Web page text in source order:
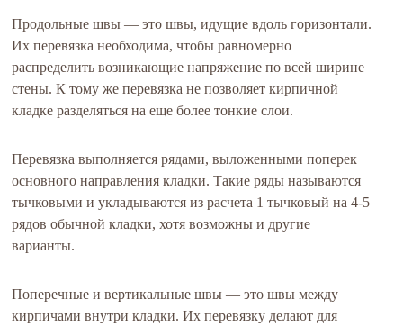
Продольные швы — это швы, идущие вдоль горизонтали.
Их перевязка необходима, чтобы равномерно
распределить возникающие напряжение по всей ширине
стены. К тому же перевязка не позволяет кирпичной
кладке разделяться на еще более тонкие слои.
Перевязка выполняется рядами, выложенными поперек
основного направления кладки. Такие ряды называются
тычковыми и укладываются из расчета 1 тычковый на 4-5
рядов обычной кладки, хотя возможны и другие
варианты.
Поперечные и вертикальные швы — это швы между
кирпичами внутри кладки. Их перевязку делают для